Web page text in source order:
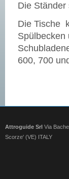
Die
Die Tische
Spülbecken
600, 700
Attroguide Srl Via
Scorze' (VE) ITALY